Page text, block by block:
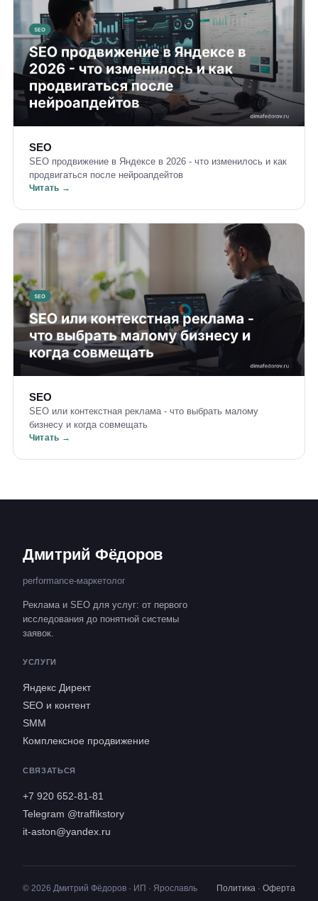
SEO
SEO продвижение в Яндексе в 2026 - что изменилось и как
продвигаться после нейроапдейтов
Читать →
SEO
SEO или контекстная реклама - что выбрать малому
бизнесу и когда совмещать
Читать →
Дмитрий Фёдоров
performance-маркетолог
Реклама и SEO для услуг: от первого
исследования до понятной системы
заявок.
УСЛУГИ
Яндекс Директ
SEO и контент
SMM
Комплексное продвижение
СВЯЗАТЬСЯ
+7 920 652-81-81
Telegram @traffikstory
it-aston@yandex.ru
© 2026 Дмитрий Фёдоров · ИП · Ярославль Политика · Оферта